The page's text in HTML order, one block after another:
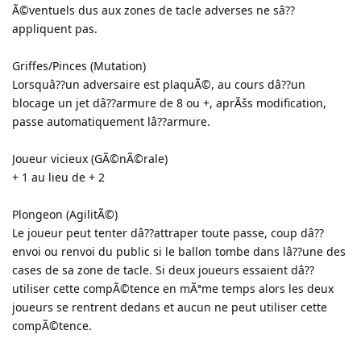
Ã©ventuels dus aux zones de tacle adverses ne sâ??
appliquent pas.
Griffes/Pinces (Mutation)
Lorsquâ??un adversaire est plaquÃ©, au cours dâ??un
blocage un jet dâ??armure de 8 ou +, aprÃšs modification,
passe automatiquement lâ??armure.
Joueur vicieux (GÃ©nÃ©rale)
+ 1 au lieu de + 2
Plongeon (AgilitÃ©)
Le joueur peut tenter dâ??attraper toute passe, coup dâ??
envoi ou renvoi du public si le ballon tombe dans lâ??une des
cases de sa zone de tacle. Si deux joueurs essaient dâ??
utiliser cette compÃ©tence en mÃªme temps alors les deux
joueurs se rentrent dedans et aucun ne peut utiliser cette
compÃ©tence.